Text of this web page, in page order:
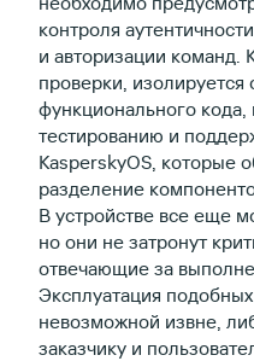
контроля
и авторизации команд.
проверки, изолируется
функционального
тестированию и
KasperskyOS, которые
разделение
В устройстве все еще
но они не затронут
отвечающие за
Эксплуатация
невозможной извне,
заказчику и